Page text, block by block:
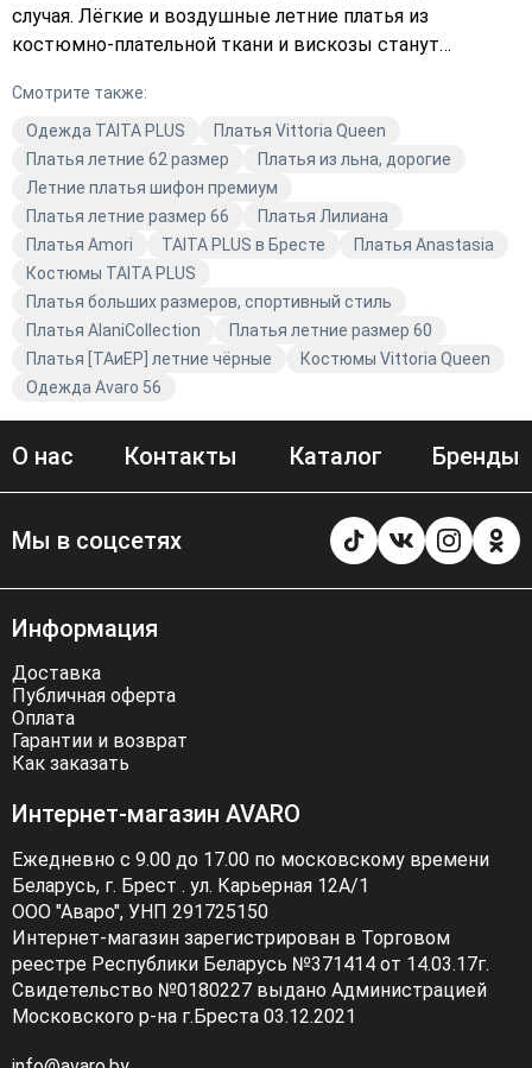
случая. Лёгкие и воздушные летние платья из
костюмно-плательной ткани и вискозы станут
цвета, такие как жёлтый и красный, придадут вашему
образу особую индивидуальность и стиль. В Avaro мы
стремимся предложить вам не только модную одежду,
но и уверенность в каждом шаге. Откройте для себя
новые тренды и создайте свой неповторимый образ с
TAITA PLUS.
Смотрите также:
Одежда TAITA PLUS
Платья Vittoria Queen
Платья летние 62 размер
Платья из льна, дорогие
Летние платья шифон премиум
Платья летние размер 66
Платья Лилиана
Платья Amori
TAITA PLUS в Бресте
Платья Anastasia
Костюмы TAITA PLUS
Платья больших размеров, спортивный стиль
Платья AlaniCollection
Платья летние размер 60
Платья [ТАиЕР] летние чёрные
Костюмы Vittoria Queen
Одежда Avaro 56
О нас Контакты Каталог Бренды
Мы в соцсетях
Информация
Доставка
Публичная оферта
Оплата
Гарантии и возврат
Как заказать
Интернет-магазин AVARO
Ежедневно с 9.00 до 17.00 по московскому времени
Беларусь, г. Брест . ул. Карьерная 12А/1
ООО "Аваро", УНП 291725150
Интернет-магазин зарегистрирован в Торговом
реестре Республики Беларусь №371414 от 14.03.17г.
Свидетельство №0180227 выдано Администрацией
Московского р-на г.Бреста 03.12.2021